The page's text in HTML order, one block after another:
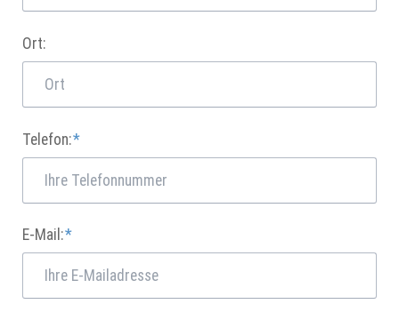
Ort:
Pflichtfeld
Telefon:*
Pflichtfeld
E-Mail:*